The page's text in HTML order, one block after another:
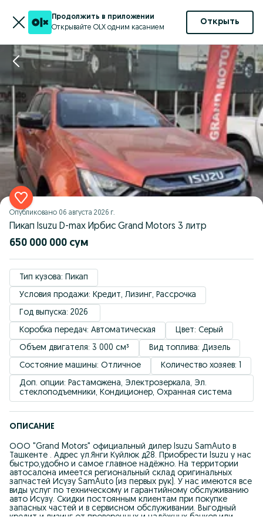
Продолжить в приложении
Открывайте OLX одним касанием
Открыть
Опубликовано 06 августа 2026 г.
Пикап Isuzu D-max Ирбис Grand Motors 3 литр
650 000 000 сум
Тип кузова: Пикап
Условия продажи: Кредит, Лизинг, Рассрочка
Год выпуска: 2026
Коробка передач: Автоматическая
Цвет: Серый
Объем двигателя: 3 000 см³
Вид топлива: Дизель
Состояние машины: Отличное
Количество хозяев: 1
Доп. опции: Растаможена, Электрозеркала, Эл.
стеклоподъемники, Кондиционер, Охранная система
ОПИСАНИЕ
ООО "Grand Motors" официальный дилер Isuzu SamAuto в
Ташкенте . Адрес ул.Янги Куйлюк д28. Приобрести Isuzu у нас
быстро,удобно и самое главное надёжно. На территории
автосалона имеется региональный склад оригинальных
запчастей Исузу SamAuto (из первых рук). У нас имеются все
виды услуг по техническому и гарантийному обслуживанию
авто Исузу. Скидки постоянным клиентам при покупке
запасных частей и в сервисном обслуживании. Выгодный
кредит и лизинг от проверенных и надёжных банков или